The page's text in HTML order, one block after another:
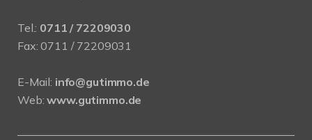
Tel.: 0711 / 72209030
Fax: 0711 / 72209031
E-Mail: info@gutimmo.de
Web:www.gutimmo.de